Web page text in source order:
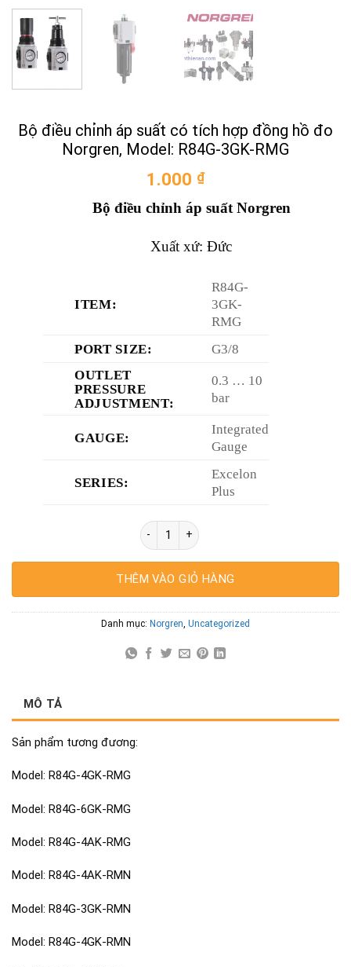
Bộ điều chỉnh áp suất có tích hợp đồng hồ đo
Norgren, Model: R84G-3GK-RMG
1.000 ₫
Bộ điều chỉnh áp suất Norgren
Xuất xứ: Đức
ITEM:
R84G-
3GK-
RMG
PORT SIZE:
G3/8
OUTLET
PRESSURE
ADJUSTMENT:
0.3 … 10
bar
GAUGE:
Integrated
Gauge
SERIES:
Excelon
Plus
Bộ điều chỉnh áp suất có tích hợp đồng
THÊM VÀO GIỎ HÀNG
Danh mục: Norgren, Uncategorized
MÔ TẢ
Sản phẩm tương đương:
Model: R84G-4GK-RMG
Model: R84G-6GK-RMG
Model: R84G-4AK-RMG
Model: R84G-4AK-RMN
Model: R84G-3GK-RMN
Model: R84G-4GK-RMN